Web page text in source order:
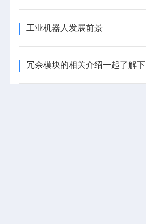
工业机器人发展前景
冗余模块的相关介绍一起了解下